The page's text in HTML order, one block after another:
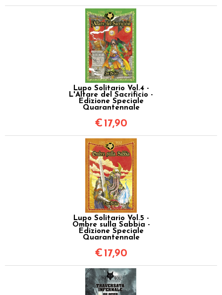
Lupo Solitario Vol.4 -
L'Altare del Sacrificio -
Edizione Speciale
Quarantennale
€ 17,90
Lupo Solitario Vol.5 -
Ombre sulla Sabbia -
Edizione Speciale
Quarantennale
€ 17,90